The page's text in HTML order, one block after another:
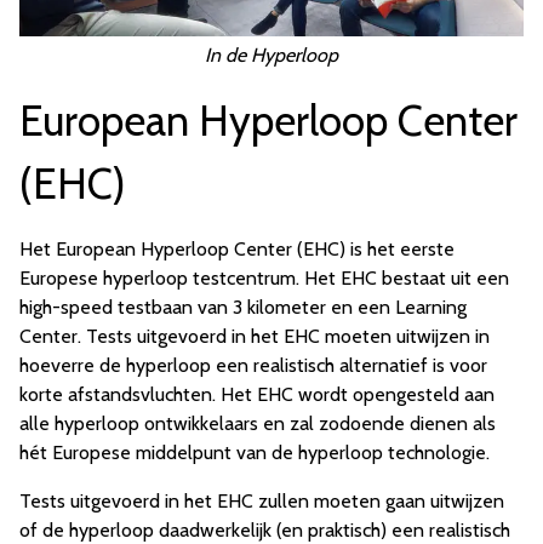
In de Hyperloop
European Hyperloop Center
(EHC)
Het European Hyperloop Center (EHC) is het eerste
Europese hyperloop testcentrum. Het EHC bestaat uit een
high-speed testbaan van 3 kilometer en een Learning
Center. Tests uitgevoerd in het EHC moeten uitwijzen in
hoeverre de hyperloop een realistisch alternatief is voor
korte afstandsvluchten. Het EHC wordt opengesteld aan
alle hyperloop ontwikkelaars en zal zodoende dienen als
hét Europese middelpunt van de hyperloop technologie.
Tests uitgevoerd in het EHC zullen moeten gaan uitwijzen
of de hyperloop daadwerkelijk (en praktisch) een realistisch